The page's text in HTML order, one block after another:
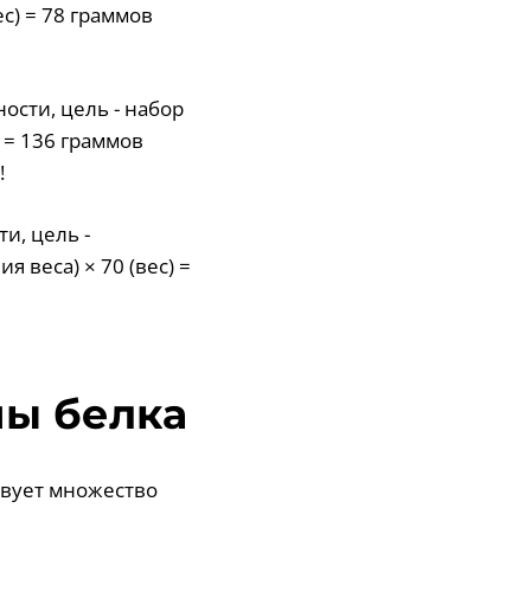
= 78 граммов
цель - набор
136 граммов
цель -
веса) × 70 (вес) =
белка
множество